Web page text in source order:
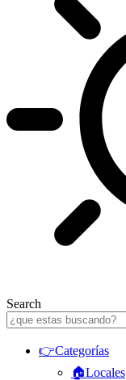
Search
👉Categorías
🏠Locales